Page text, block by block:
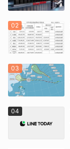
02
03
04